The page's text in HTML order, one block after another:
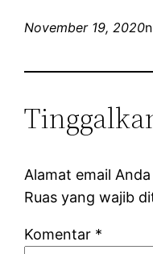
November 19, 2020
Alamat email
Ruas yang wajib
Komentar *